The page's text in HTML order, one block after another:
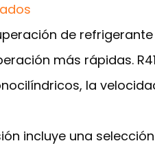
de
más rápidas.
la
incluye una